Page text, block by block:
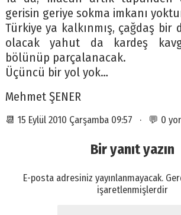
gerisin geriye sokma imkanı
Türkiye ya kalkınmış, çağdaş bir
olacak yahut da kardeş
bölünüp parçalanacak.
Üçüncü bir yol yok…
Mehmet ŞENER
📆 15 Eylül 2010 Çarşamba 09:57 · 💬 0
Bir yanıt yazın
E-posta adresiniz yayınlanmayacak.
işaretlenmişlerdir